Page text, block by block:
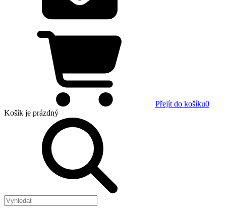
Přejít do košíku0
Košík je prázdný